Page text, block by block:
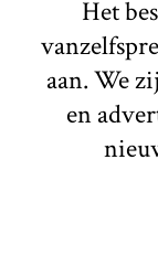
Het
aan. We
en